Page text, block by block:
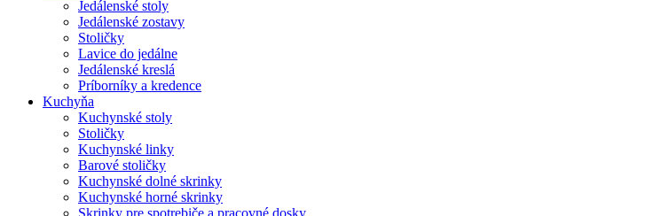
Jedálenské stoly
Jedálenské zostavy
Stoličky
Lavice do jedálne
Jedálenské kreslá
Príborníky a kredence
Kuchyňa
Kuchynské stoly
Stoličky
Kuchynské linky
Barové stoličky
Kuchynské dolné skrinky
Kuchynské horné skrinky
Skrinky pre spotrebiče a pracovné dosky